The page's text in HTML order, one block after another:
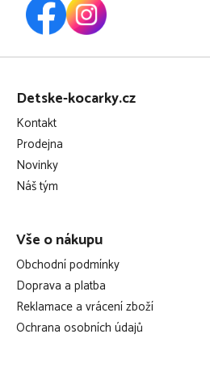
Z
Detske-kocarky.cz
Kontakt
Prodejna
Novinky
Náš tým
Vše o nákupu
Obchodní podmínky
Doprava a platba
Reklamace a vrácení zboží
Ochrana osobních údajů